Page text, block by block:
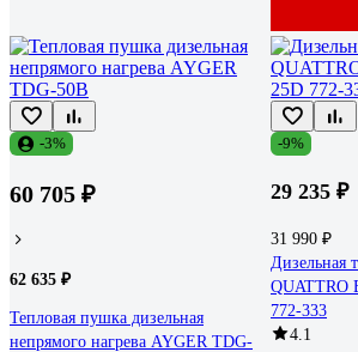
-3%
60 705 ₽
62 635 ₽
Тепловая пушка дизельная
непрямого нагрева AYGER TDG-
-9%
29 235 ₽
31 990 ₽
Дизельная
QUATTRO
772-333
4.1